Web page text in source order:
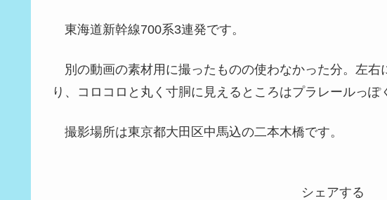
東海道新幹線700系3連発です。
別の動画の素材用に撮ったものの使わなかった分。左
り、コロコロと丸く寸胴に見えるところはプラレールっぽ
撮影場所は東京都大田区中馬込の二本木橋です。
シェアする